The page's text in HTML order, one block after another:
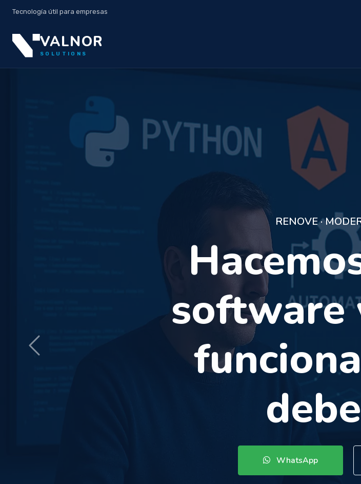
Tecnología útil para empresas
VALNOR
SOLUTIONS
DESARROLLO ·